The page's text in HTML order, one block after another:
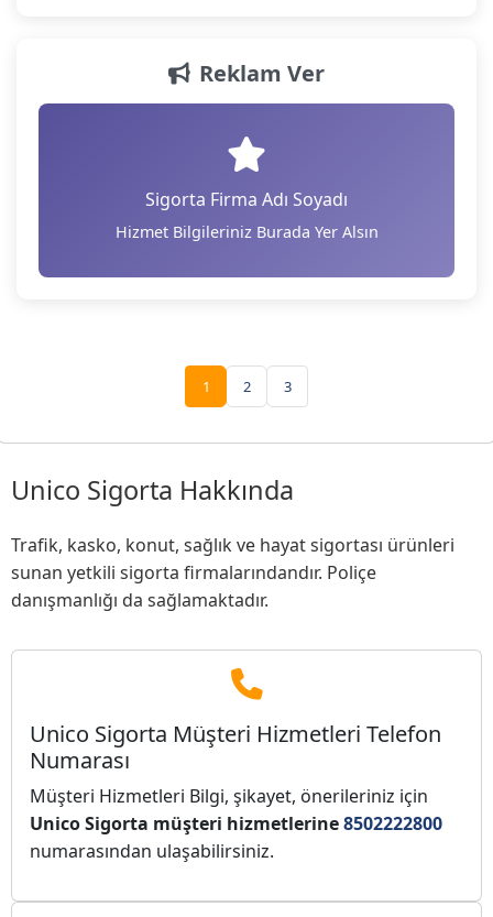
Reklam Ver
Sigorta Firma Adı Soyadı
Hizmet Bilgileriniz Burada Yer Alsın
1 2 3
Unico Sigorta Hakkında
Trafik, kasko, konut, sağlık ve hayat sigortası ürünleri
sunan yetkili sigorta firmalarındandır. Poliçe
danışmanlığı da sağlamaktadır.
Unico Sigorta Müşteri Hizmetleri Telefon
Numarası
Müşteri Hizmetleri Bilgi, şikayet, önerileriniz için
Unico Sigorta müşteri hizmetlerine8502222800
numarasından ulaşabilirsiniz.